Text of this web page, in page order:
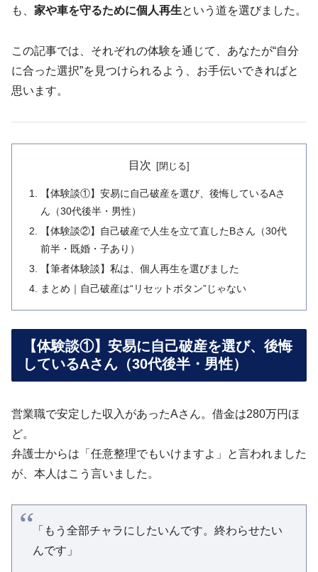
も、 家や車を守るために個人再生という道を選びました。
この記事では、それぞれの体験を通じて、あなたが“自分
に合った選択”を見つけられるよう、お手伝いできればと
思います。
目次
【体験談①】安易に自己破産を選び、後悔しているAさ
ん（30代後半・男性）
【体験談②】自己破産で人生を立て直したBさん（30代
前半・既婚・子あり）
【筆者体験談】私は、個人再生を選びました
まとめ｜自己破産は“リセットボタン”じゃない
【体験談①】安易に自己破産を選び、後悔
しているAさん（30代後半・男性）
営業職で安定した収入があったAさん。借金は280万円ほ
ど。
弁護士からは「任意整理でもいけますよ」と言われました
が、本人はこう言いました。
「もう全部チャラにしたいんです。終わらせたい
んです」